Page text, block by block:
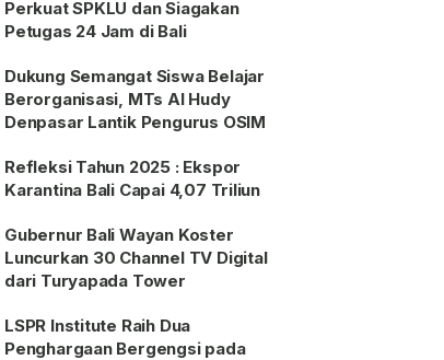
Perkuat SPKLU dan Siagakan
Petugas 24 Jam di Bali
Dukung Semangat Siswa Belajar
Berorganisasi, MTs Al Hudy
Denpasar Lantik Pengurus OSIM
Refleksi Tahun 2025 : Ekspor
Karantina Bali Capai 4,07 Triliun
Gubernur Bali Wayan Koster
Luncurkan 30 Channel TV Digital
dari Turyapada Tower
LSPR Institute Raih Dua
Penghargaan Bergengsi pada